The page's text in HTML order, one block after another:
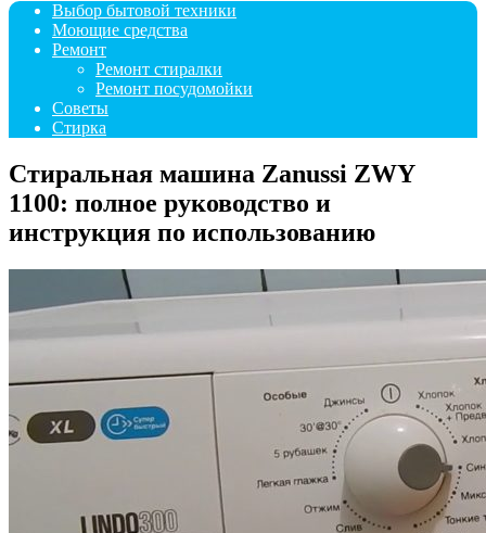
Выбор бытовой техники
Моющие средства
Ремонт
Ремонт стиралки
Ремонт посудомойки
Советы
Стирка
Стиральная машина Zanussi ZWY
1100: полное руководство и
инструкция по использованию